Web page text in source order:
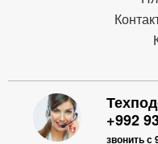
+992
звонить с